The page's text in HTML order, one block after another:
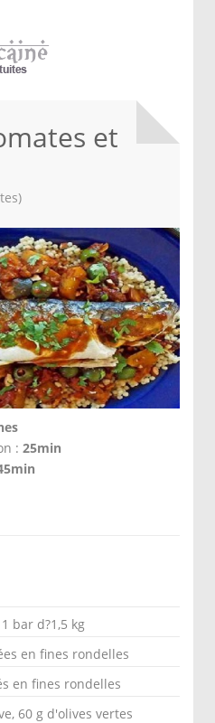
et
: 25min
bar d?1,5 kg
en fines rondelles
en fines rondelles
60 g d'olives vertes